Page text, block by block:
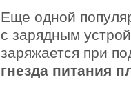
Еще одной
с зарядным
заряжается при
гнезда питания